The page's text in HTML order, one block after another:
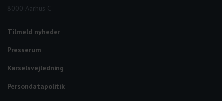
8000 Aarhus C
Tilmeld nyheder
Presserum
Kørselsvejledning
Persondatapolitik